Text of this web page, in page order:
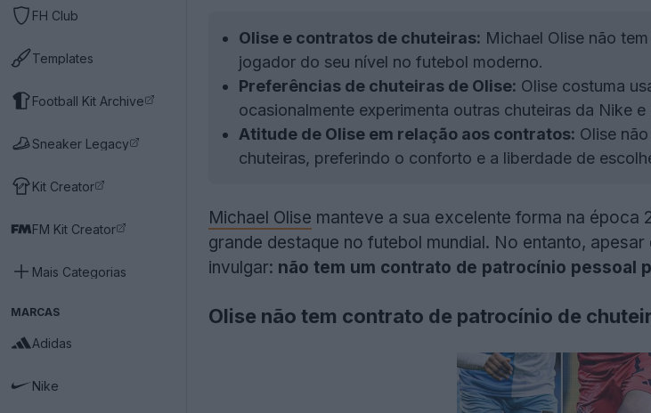
FH Club
Templates
Football Kit Archive
Sneaker Legacy
Kit Creator
FM Kit Creator
Mais Categorias
MARCAS
Adidas
Nike
Olise e contratos de chuteiras: Michael Olise não
jogador do seu nível no futebol moderno.
Preferências de chuteiras de Olise: Olise costuma
ocasionalmente experimenta outras chuteiras da Nike e
Atitude de Olise em relação aos contratos: Olise
chuteiras, preferindo o conforto e a liberdade de
Michael Olise manteve a sua excelente forma na
grande destaque no futebol mundial. No entanto,
invulgar: não tem um contrato de patrocínio pessoal
Olise não tem contrato de patrocínio de